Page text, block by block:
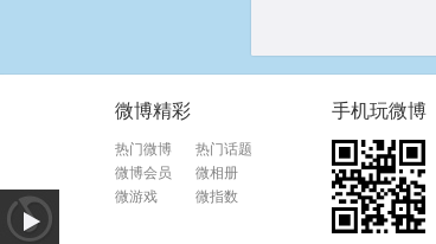
微博精彩
热门微博
热门话题
微博会员
微相册
微游戏
微指数
手机玩微博